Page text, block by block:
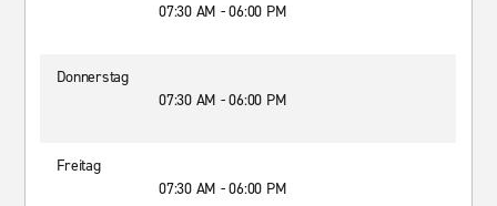
07:30 AM - 06:00 PM
Donnerstag
07:30 AM - 06:00 PM
Freitag
07:30 AM - 06:00 PM